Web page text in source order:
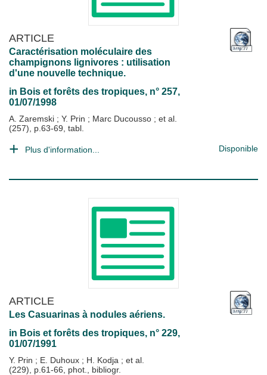
ARTICLE
Caractérisation moléculaire des
champignons lignivores : utilisation
d'une nouvelle technique.
in Bois et forêts des tropiques, n° 257,
01/07/1998
A. Zaremski ; Y. Prin ; Marc Ducousso ; et al.
(257), p.63-69, tabl.
Plus d'information... Disponible
ARTICLE
Les Casuarinas à nodules aériens.
in Bois et forêts des tropiques, n° 229,
01/07/1991
Y. Prin ; E. Duhoux ; H. Kodja ; et al.
(229), p.61-66, phot., bibliogr.